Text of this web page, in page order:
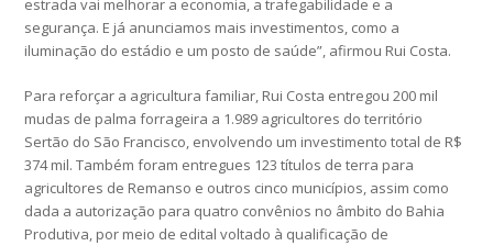
estrada vai melhorar a economia, a trafegabilidade e a
segurança. E já anunciamos mais investimentos, como a
iluminação do estádio e um posto de saúde”, afirmou Rui Costa.
Para reforçar a agricultura familiar, Rui Costa entregou 200 mil
mudas de palma forrageira a 1.989 agricultores do território
Sertão do São Francisco, envolvendo um investimento total de R$
374 mil. Também foram entregues 123 títulos de terra para
agricultores de Remanso e outros cinco municípios, assim como
dada a autorização para quatro convênios no âmbito do Bahia
Produtiva, por meio de edital voltado à qualificação de